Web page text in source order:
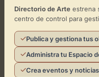
Ubicación de
Espacio
Esencia
Directorio de Arteestrena
centro de control para
Publica y gestiona tus
Administra tu Espacio
Crea eventos y noticias